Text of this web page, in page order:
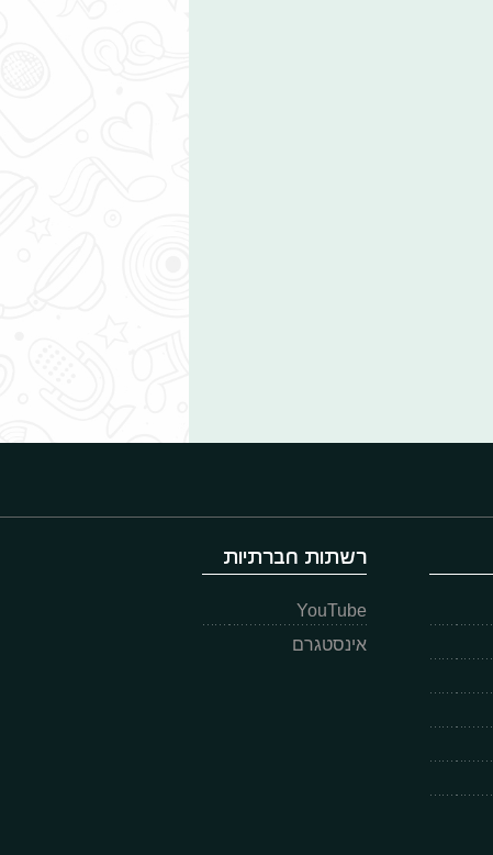
רשתות חברתיות
YouTube
אינסטגרם